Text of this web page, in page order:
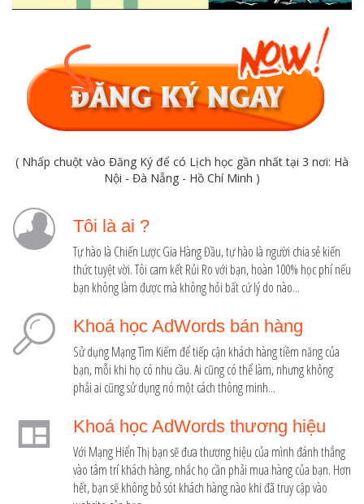
( Nhấp chuột vào Đăng Ký để có Lịch học gần nhất tại 3 nơi: Hà
Nội - Đà Nẵng - Hồ Chí Minh )
Tôi là ai ?
Tự hào là Chiến Lược Gia Hàng Đầu, tự hào là người chia sẻ kiến
thức tuyệt vời. Tôi cam kết Rủi Ro với bạn, hoàn 100% học phí nếu
bạn không làm được mà không hỏi bất cứ lý do nào...
Khoá học AdWords bán hàng
Sử dụng Mạng Tìm Kiếm để tiếp cận khách hàng tiềm năng của
bạn, mỗi khi họ có nhu cầu. Ai cũng có thể làm, nhưng không
phải ai cũng sử dụng nó một cách thông minh...
Khoá học AdWords thương hiệu
Với Mạng Hiển Thị bạn sẽ đưa thương hiệu của mình đánh thẳng
vào tâm trí khách hàng, nhắc họ cần phải mua hàng của bạn. Hơn
hết, bạn sẽ không bỏ sót khách hàng nào khi đã truy cập vào